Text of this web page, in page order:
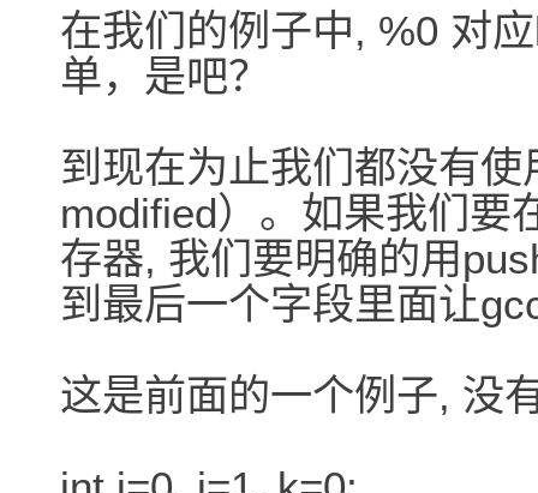
在我们的例子中, %0 对
单，是吧？
到现在为止我们都没有
modified）。如果我们要
存器, 我们要明确的用
到最后一个字段里面让
这是前面的一个例子, 没